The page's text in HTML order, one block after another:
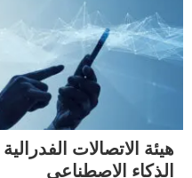
هيئة الاتصالات
الذكاء الاصطناعي